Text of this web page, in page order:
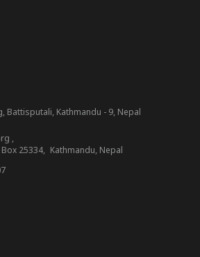
Battisputali, Kathmandu - 9, Nepal
,
25334, Kathmandu, Nepal